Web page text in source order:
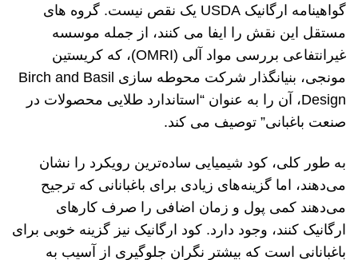
گواهینامه ارگانیک USDA یک نقص نیست. گروه های
مستقل این نقش را ایفا می کنند، از جمله موسسه
غیرانتفاعی بررسی مواد آلی (OMRI)، که کریستین
مونجی، بنیانگذار شرکت محوطه سازی Birch and Basil
Design، آن را به عنوان “استاندارد طلایی محصولات در
صنعت باغبانی” توصیف می کند.
به طور کلی، کود شیمیایی ساده‌ترین رویکرد را نشان
می‌دهند، اما گزینه‌های زیادی برای باغبانانی که ترجیح
می‌دهند کمی پول و زمان اضافی را صرف کارهای
ارگانیک کنند، وجود دارد. کود ارگانیک نیز گزینه خوبی برای
باغبانانی است که بیشتر نگران جلوگیری از آسیب به